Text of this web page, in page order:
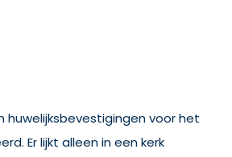
huwelijksbevestigingen voor het
Er lijkt alleen in een kerk